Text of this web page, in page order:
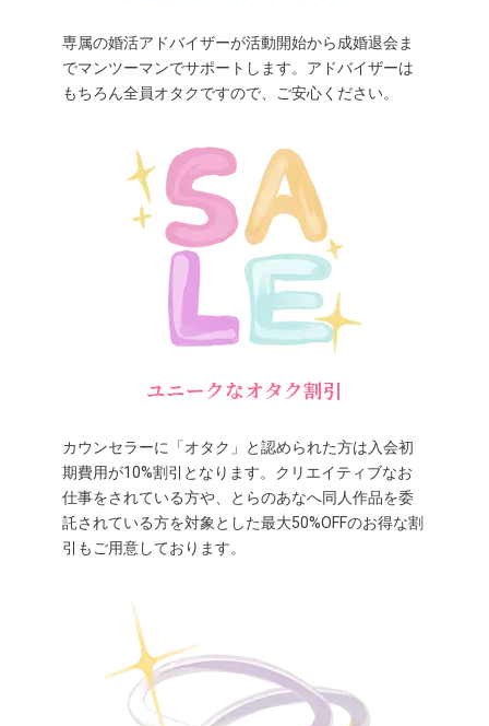
専属の婚活アドバイザーが活動開始から成婚退会ま
でマンツーマンでサポートします。アドバイザーは
もちろん全員オタクですので、ご安心ください。
ユニークなオタク割引
カウンセラーに「オタク」と認められた方は入会初
期費用が10%割引となります。クリエイティブなお
仕事をされている方や、とらのあなへ同人作品を委
託されている方を対象とした最大50%OFFのお得な割
引もご用意しております。